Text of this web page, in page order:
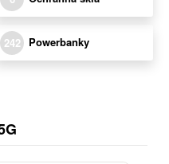
242 Powerbanky